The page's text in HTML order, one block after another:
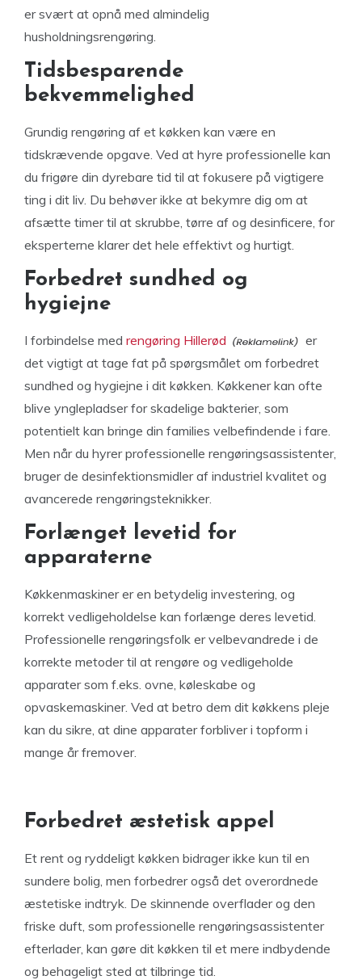
er svært at opnå med almindelig
husholdningsrengøring.
Tidsbesparende
bekvemmelighed
Grundig rengøring af et køkken kan være en
tidskrævende opgave. Ved at hyre professionelle kan
du frigøre din dyrebare tid til at fokusere på vigtigere
ting i dit liv. Du behøver ikke at bekymre dig om at
afsætte timer til at skrubbe, tørre af og desinficere, for
eksperterne klarer det hele effektivt og hurtigt.
Forbedret sundhed og
hygiejne
I forbindelse med rengøring Hillerød
er
det vigtigt at tage fat på spørgsmålet om forbedret
sundhed og hygiejne i dit køkken. Køkkener kan ofte
blive ynglepladser for skadelige bakterier, som
potentielt kan bringe din families velbefindende i fare.
Men når du hyrer professionelle rengøringsassistenter,
bruger de desinfektionsmidler af industriel kvalitet og
avancerede rengøringsteknikker.
Forlænget levetid for
apparaterne
Køkkenmaskiner er en betydelig investering, og
korrekt vedligeholdelse kan forlænge deres levetid.
Professionelle rengøringsfolk er velbevandrede i de
korrekte metoder til at rengøre og vedligeholde
apparater som f.eks. ovne, køleskabe og
opvaskemaskiner. Ved at betro dem dit køkkens pleje
kan du sikre, at dine apparater forbliver i topform i
mange år fremover.
Forbedret æstetisk appel
Et rent og ryddeligt køkken bidrager ikke kun til en
sundere bolig, men forbedrer også det overordnede
æstetiske indtryk. De skinnende overflader og den
friske duft, som professionelle rengøringsassistenter
efterlader, kan gøre dit køkken til et mere indbydende
og behageligt sted at tilbringe tid.